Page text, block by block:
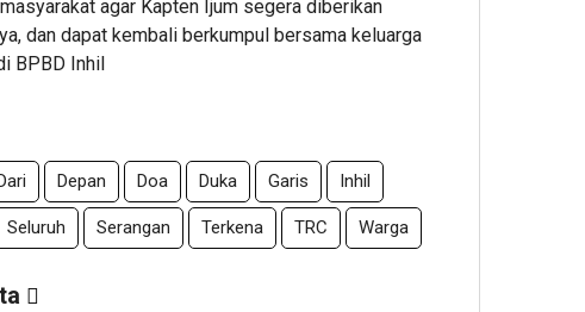
agar Kapten Ijum segera diberikan
dan dapat kembali berkumpul bersama keluarga
BPBD Inhil
Dari Depan Doa Duka Garis Inhil
Seluruh Serangan Terkena TRC Warga